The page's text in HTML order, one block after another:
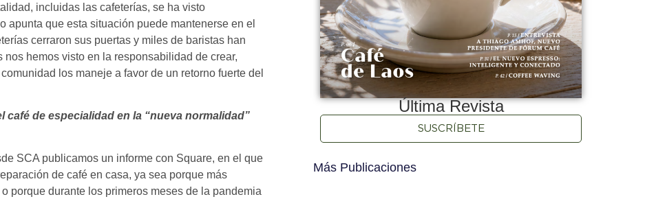
incluidas las cafeterías, se ha visto
apunta que esta situación puede mantenerse en el
cerraron sus puertas y miles de baristas han
hemos visto en la responsabilidad de crear,
los maneje a favor de un retorno fuerte del
de especialidad en la “nueva normalidad”
SCA publicamos un informe con Square, en el que
de café en casa, ya sea porque más
porque durante los primeros meses de la pandemia
Última Revista
SUSCRÍBETE
Más Publicaciones